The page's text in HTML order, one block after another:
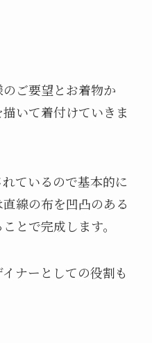
ご要望とお着物か
いて着付けていきま
ているので基本的に
線の布を凹凸のある
とで完成します。
ナーとしての役割も